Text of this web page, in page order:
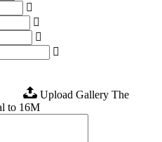
Upload Gallery The
to 16M